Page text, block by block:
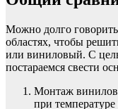
Можно долго говорить
областях, чтобы
или виниловый. С
постараемся свести
Монтаж
при